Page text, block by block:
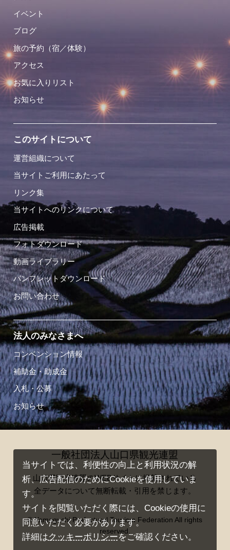
イベント
ブログ
旅の予約（宿／体験）
アクセス
お気に入りリスト
お知らせ
このサイトについて
運営組織について
当サイトご利用にあたって
リンク集
当サイトへのリンクについて
広告掲載
フォトダウンロード
動画ライブラリー
パンフレットダウンロード
お問い合わせ
法人のみなさまへ
コンベンション情報
補助金・助成金
入札・公募
お知らせ
一般社団法人山口県観光連盟
山口県観光連盟のWEBサイトに掲載されている
全データについて無断転載・引用を禁じます。
© Yamaguchi Prefectural Tourism Federation All rights
reserved.
当サイトでは、利便性の向上と利用状況の解
析、広告配信のためにCookieを使用していま
す。
サイトを閲覧いただく際には、Cookieの使用に
同意いただく必要があります。
詳細はクッキーポリシーをご確認ください。